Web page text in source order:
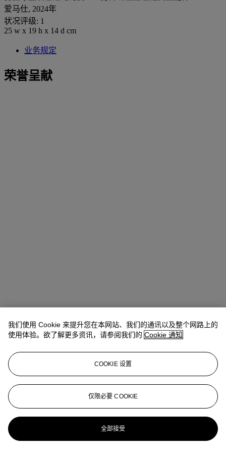
爱马仕, 2024年
状况评级: 1
25 w x 19 h x 14 d cm
业务规定
荣誉呈献
Winsy Tsang（曾慧思）SVP, Head of Department, Asia Pacific
wtsang@christies.com +852 2978 6841
登入
浏览状况报告
更多来自 典雅传承: 手袋及配饰
我们使用 Cookie 来提升您在本网站、我们的通讯以及整个网路上的
使用体验。欲了解更多资讯，请参阅我们的 Cookie 通知
COOKIE 设置
仅限必要 COOKIE
全部接受